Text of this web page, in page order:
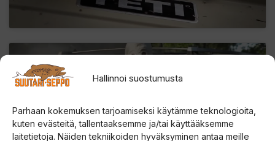
Hallinnoi suostumusta
Parhaan kokemuksen tarjoamiseksi käytämme teknologioita,
kuten evästeitä, tallentaaksemme ja/tai käyttääksemme
laitetietoja. Näiden tekniikoiden hyväksyminen antaa meille
markkinointievästeet ja ottaaksesi tämän
sisällön käyttöön